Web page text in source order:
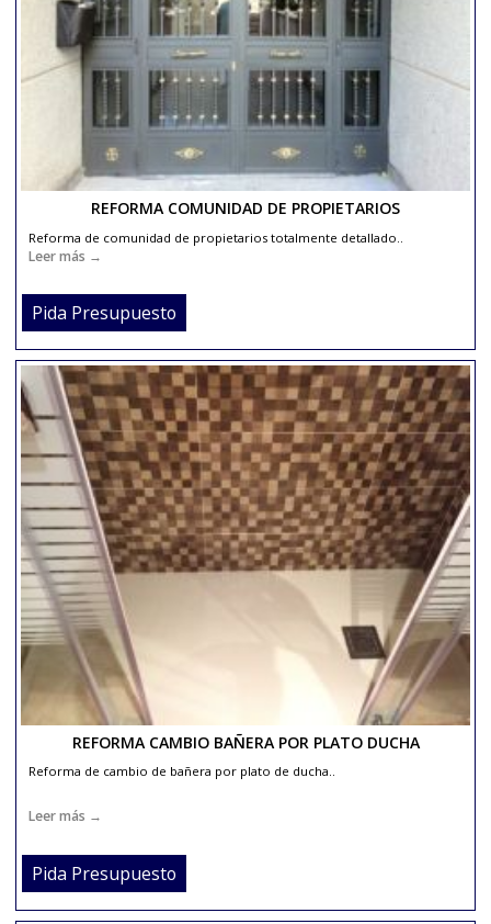
Leer más →
Pida Presupuesto
REFORMA COMUNIDAD DE PROPIETARIOS
Reforma de comunidad de propietarios totalmente detallado..
Leer más →
Pida Presupuesto